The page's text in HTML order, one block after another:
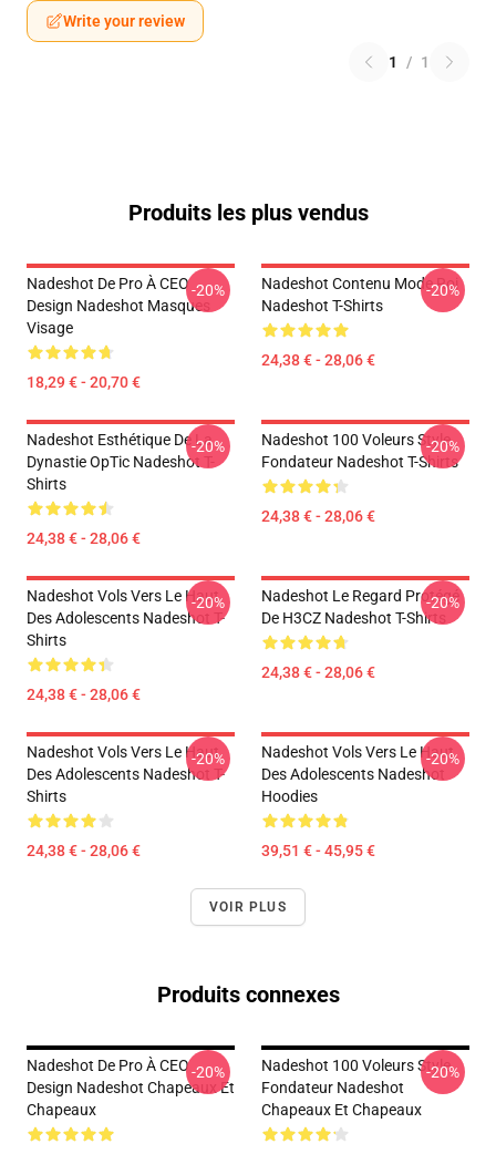
Write your review
1 / 1
Produits les plus vendus
Nadeshot De Pro À CEO
Design Nadeshot Masques
Visage
18,29 € - 20,70 €
-20%
Nadeshot Contenu Mode Roi
Nadeshot T-Shirts
24,38 € - 28,06 €
-20%
Nadeshot Esthétique De La
Dynastie OpTic Nadeshot T-
Shirts
24,38 € - 28,06 €
-20%
Nadeshot 100 Voleurs Style
Fondateur Nadeshot T-Shirts
24,38 € - 28,06 €
-20%
Nadeshot Vols Vers Le Haut
Des Adolescents Nadeshot T-
Shirts
24,38 € - 28,06 €
-20%
Nadeshot Le Regard Protégé
De H3CZ Nadeshot T-Shirts
24,38 € - 28,06 €
-20%
Nadeshot Vols Vers Le Haut
Des Adolescents Nadeshot T-
Shirts
24,38 € - 28,06 €
-20%
Nadeshot Vols Vers Le Haut
Des Adolescents Nadeshot
Hoodies
39,51 € - 45,95 €
-20%
VOIR PLUS
Produits connexes
Nadeshot De Pro À CEO
Design Nadeshot Chapeaux Et
Chapeaux
-20%
Nadeshot 100 Voleurs Style
Fondateur Nadeshot
Chapeaux Et Chapeaux
-20%